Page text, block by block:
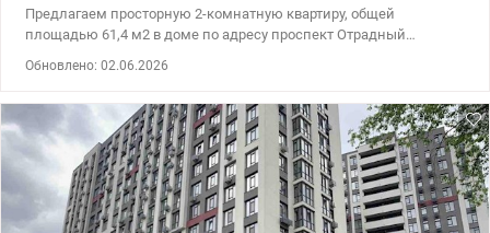
Предлагаем просторную 2-комнатную квартиру, общей
площадью 61,4 м2 в доме по адресу проспект Отрадный
недалеко от Отрадного парка. Квартира просторная, светлая и
очень уютная, из окон открывается панорамный вид на город.
Выполнен качественный ремонт, есть подогрев полов,
установлена ​​система бесперебойного питания, что очень важно
в современных условиях. Мебель и техника при продаже
остается. В доме есть обустроенное укрытие, установлен
Обновлено: 02.06.2026